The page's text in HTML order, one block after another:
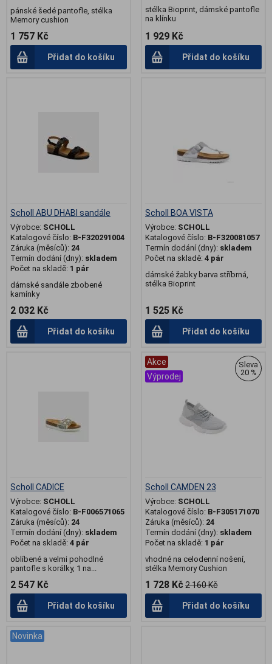
pánské šedé pantofle, stélka
Memory cushion
1 757 Kč
Přidat do košíku
stélka Bioprint, dámské pantofle
na klínku
1 929 Kč
Přidat do košíku
Scholl ABU DHABI sandále
Výrobce: SCHOLL
Katalogové číslo: B-F320291004
Záruka (měsíců): 24
Termín dodání (dny): skladem
Počet na skladě: 1 pár
dámské sandále zbobené
kamínky
2 032 Kč
Přidat do košíku
Scholl BOA VISTA
Výrobce: SCHOLL
Katalogové číslo: B-F320081057
Termín dodání (dny): skladem
Počet na skladě: 4 pár
dámské žabky barva stříbrná,
stélka Bioprint
1 525 Kč
Přidat do košíku
Scholl CADICE
Výrobce: SCHOLL
Katalogové číslo: B-F006571065
Záruka (měsíců): 24
Termín dodání (dny): skladem
Počet na skladě: 4 pár
oblíbené a velmi pohodlné
pantofle s korálky, 1 na...
2 547 Kč
Přidat do košíku
Akce
Výprodej
Sleva
20 %
Scholl CAMDEN 23
Výrobce: SCHOLL
Katalogové číslo: B-F305171070
Záruka (měsíců): 24
Termín dodání (dny): skladem
Počet na skladě: 1 pár
vhodné na celodenní nošení,
stélka Memory Cushion
1 728 Kč 2 160 Kč
Přidat do košíku
Novinka